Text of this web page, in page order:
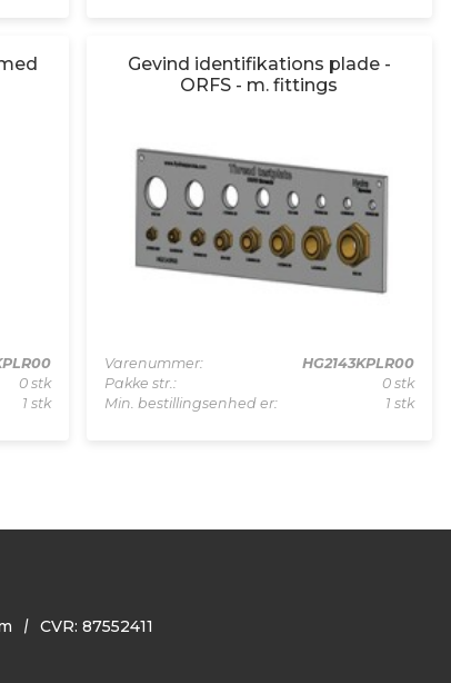
0 stk
1 stk
Gevind identifikations plade -
ORFS - m. fittings
Varenummer:
HG2143KPLR00
Pakke str.:
0 stk
Min. bestillingsenhed er:
1 stk
CVR: 87552411